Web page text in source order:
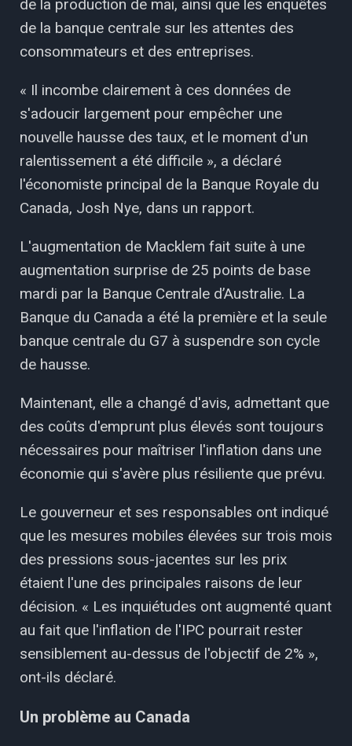
de la production de mai, ainsi que les enquêtes
de la banque centrale sur les attentes des
consommateurs et des entreprises.
« Il incombe clairement à ces données de
s'adoucir largement pour empêcher une
nouvelle hausse des taux, et le moment d'un
ralentissement a été difficile », a déclaré
l'économiste principal de la Banque Royale du
Canada, Josh Nye, dans un rapport.
L'augmentation de Macklem fait suite à une
augmentation surprise de 25 points de base
mardi par la Banque Centrale d’Australie. La
Banque du Canada a été la première et la seule
banque centrale du G7 à suspendre son cycle
de hausse.
Maintenant, elle a changé d'avis, admettant que
des coûts d'emprunt plus élevés sont toujours
nécessaires pour maîtriser l'inflation dans une
économie qui s'avère plus résiliente que prévu.
Le gouverneur et ses responsables ont indiqué
que les mesures mobiles élevées sur trois mois
des pressions sous-jacentes sur les prix
étaient l'une des principales raisons de leur
décision. « Les inquiétudes ont augmenté quant
au fait que l'inflation de l'IPC pourrait rester
sensiblement au-dessus de l'objectif de 2% »,
ont-ils déclaré.
Un problème au Canada